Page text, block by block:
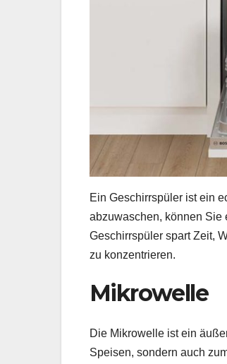
Ein Geschirrspüler ist ein
abzuwaschen, können Sie
Geschirrspüler spart Zeit,
zu konzentrieren.
Mikrowelle
Die Mikrowelle ist ein
Speisen, sondern auch